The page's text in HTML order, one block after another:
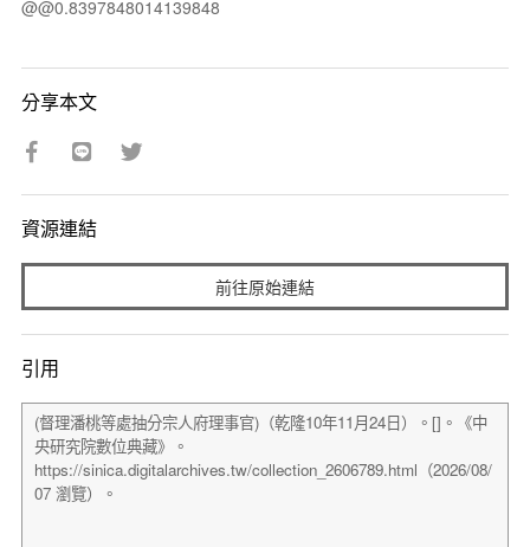
@@0.8397848014139848
分享本文
資源連結
前往原始連結
引用